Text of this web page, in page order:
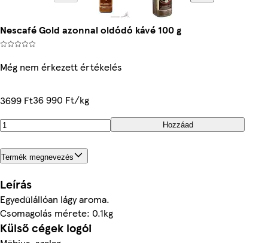
Nescafé Gold azonnal oldódó kávé 100 g
Még nem érkezett értékelés
3699 Ft36 990 Ft/kg
Hozzáad
Termék megnevezés
Leírás
Egyedülállóan lágy aroma.
Csomagolás mérete: 0.1kg
Külső cégek logói